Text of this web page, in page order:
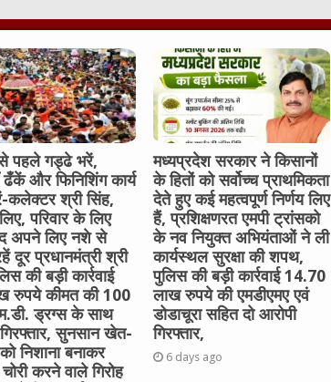
से पहले गड्ढे भरें,
ढँकें और फिनिशिंग कार्य
कलेक्टर श्री सिंह,
परिवार के लिए
अपने लिए नशे से
दूर प्रधानमंत्री श्री
की बड़ी कार्रवाई
रुपये कीमत की 100
ड्रग्स के साथ
सुनसान खेत-
निशाना बनाकर
करने वाले गिरोह
मध्यप्रदेश सरकार ने किसानों
के हितों को सर्वोच्च प्राथमिकता
देते हुए कई महत्वपूर्ण निर्णय लिए
हैं, प्रशिक्षणरत एमपी ट्रांसको
के नव नियुक्त अभियंताओं ने ली
कार्यस्थल सुरक्षा की शपथ,
पुलिस की बड़ी कार्रवाई 14.70
लाख रुपये की एमडीएमए एवं
डोडाचूरा सहित दो आरोपी
गिरफ्तार,
6 days ago